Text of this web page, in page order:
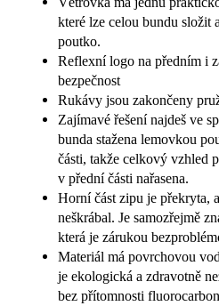
které lze celou bundu složit
poutko.
Reflexní logo na předním i
bezpečnost
Rukávy jsou zakončeny
Zajímavé řešení najdeš ve
bunda stažena lemovkou
části, takže celkový vzhled
v přední části nařasena.
Horní část zipu je překryta,
neškrábal. Je samozřejmě
která je zárukou
Materiál má povrchovou
je ekologická a zdravotně
bez přítomnosti